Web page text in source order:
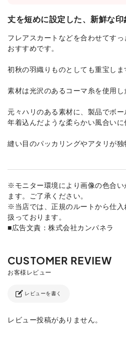
丈を短めに設定した、新鮮な印
フレアスカートなどを合わせてす
おすすめです。
初秋の羽織りものとしても重宝しま
素材は光沢のあるコーマ糸を使用し
元々ハリのある素材に、製品でボ
年着込んだような柔らかい風合いに
縫い目のパッカリングやアタリが独
※モニター環境により画像の色合
ます。ご了承ください。
※当店では、正規のルートから仕入
扱っております。
■広告文責：株式会社カンパネラ
レビューを書く
レビュー投稿がありません。